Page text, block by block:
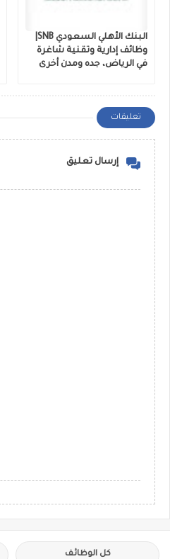
وظائف إدارية وتقنية شاغرة
في الرياض، جده ومدن أخرى
تعليقات
إرسال تعليق
كل الوظائف